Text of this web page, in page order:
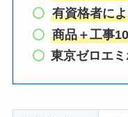
有資格者に
商品＋工事
東京ゼロエ